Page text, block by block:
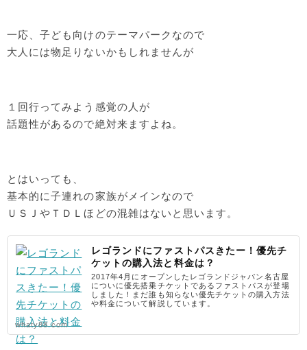
一応、子ども向けのテーマパークなので
大人には物足りないかもしれませんが
１回行ってみよう感覚の人が
話題性があるので絶対来ますよね。
とはいっても、
基本的に子連れの家族がメインなので
ＵＳＪやＴＤＬほどの混雑はないと思います。
レゴランドにファストパスきたー！優先チ
ケットの購入法と料金は？
2017年4月にオープンしたレゴランドジャパン名古屋
についに優先搭乗チケットであるファストパスが登場
しました！まだ誰も知らない優先チケットの購入方法
や料金について解説しています。
whaty88.com